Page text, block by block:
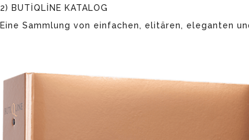
2) BUTİQLİNE KATALOG
Eine Sammlung von einfachen, elitären, eleganten